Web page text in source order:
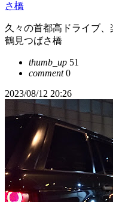
さ橋
久々の首都高ドライブ
鶴見つばさ橋
thumb_up 51
comment0
2023/08/12 20:26